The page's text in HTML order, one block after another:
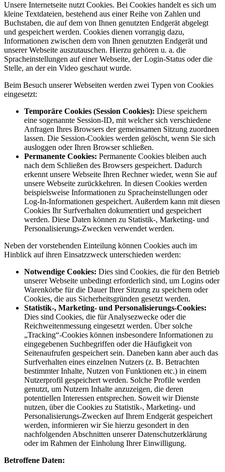
Unsere Internetseite nutzt Cookies. Bei Cookies handelt es sich um
kleine Textdateien, bestehend aus einer Reihe von Zahlen und
Buchstaben, die auf dem von Ihnen genutzten Endgerät abgelegt
und gespeichert werden. Cookies dienen vorrangig dazu,
Informationen zwischen dem von Ihnen genutzten Endgerät und
unserer Webseite auszutauschen. Hierzu gehören u. a. die
Spracheinstellungen auf einer Webseite, der Login-Status oder die
Stelle, an der ein Video geschaut wurde.
Beim Besuch unserer Webseiten werden zwei Typen von Cookies
eingesetzt:
Temporäre Cookies (Session Cookies): Diese speichern
eine sogenannte Session-ID, mit welcher sich verschiedene
Anfragen Ihres Browsers der gemeinsamen Sitzung zuordnen
lassen. Die Session-Cookies werden gelöscht, wenn Sie sich
ausloggen oder Ihren Browser schließen.
Permanente Cookies: Permanente Cookies bleiben auch
nach dem Schließen des Browsers gespeichert. Dadurch
erkennt unsere Webseite Ihren Rechner wieder, wenn Sie auf
unsere Webseite zurückkehren. In diesen Cookies werden
beispielsweise Informationen zu Spracheinstellungen oder
Log-In-Informationen gespeichert. Außerdem kann mit diesen
Cookies Ihr Surfverhalten dokumentiert und gespeichert
werden. Diese Daten können zu Statistik-, Marketing- und
Personalisierungs-Zwecken verwendet werden.
Neben der vorstehenden Einteilung können Cookies auch im
Hinblick auf ihren Einsatzzweck unterschieden werden:
Notwendige Cookies: Dies sind Cookies, die für den Betrieb
unserer Webseite unbedingt erforderlich sind, um Logins oder
Warenkörbe für die Dauer Ihrer Sitzung zu speichern oder
Cookies, die aus Sicherheitsgründen gesetzt werden.
Statistik-, Marketing- und Personalisierungs-Cookies:
Dies sind Cookies, die für Analysezwecke oder die
Reichweitenmessung eingesetzt werden. Über solche
„Tracking“-Cookies können insbesondere Informationen zu
eingegebenen Suchbegriffen oder die Häufigkeit von
Seitenaufrufen gespeichert sein. Daneben kann aber auch das
Surfverhalten eines einzelnen Nutzers (z. B. Betrachten
bestimmter Inhalte, Nutzen von Funktionen etc.) in einem
Nutzerprofil gespeichert werden. Solche Profile werden
genutzt, um Nutzern Inhalte anzuzeigen, die deren
potentiellen Interessen entsprechen. Soweit wir Dienste
nutzen, über die Cookies zu Statistik-, Marketing- und
Personalisierungs-Zwecken auf Ihrem Endgerät gespeichert
werden, informieren wir Sie hierzu gesondert in den
nachfolgenden Abschnitten unserer Datenschutzerklärung
oder im Rahmen der Einholung Ihrer Einwilligung.
Betroffene Daten: